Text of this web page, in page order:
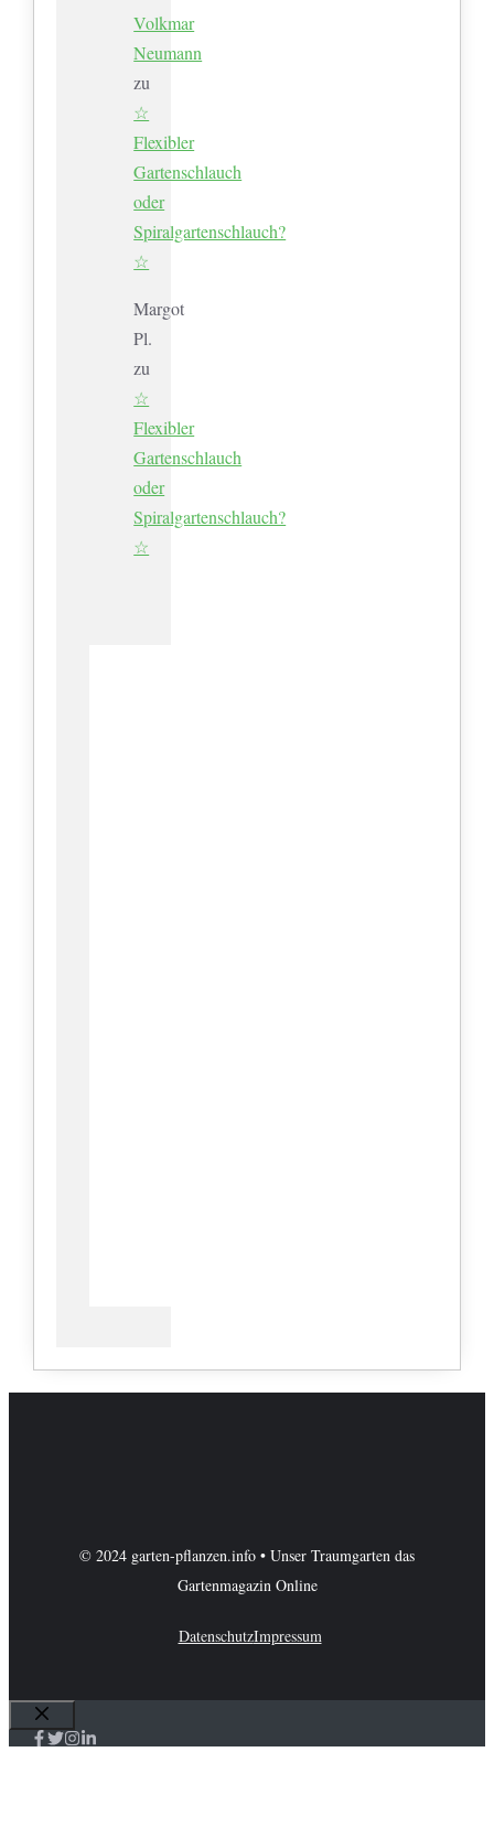
Volkmar
Neumann
zu
☆
Flexibler
Gartenschlauch
oder
Spiralgartenschlauch?
☆
Margot
Pl.
zu
☆
Flexibler
Gartenschlauch
oder
Spiralgartenschlauch?
☆
© 2024 garten-pflanzen.info • Unser Traumgarten das
Gartenmagazin Online
DatenschutzImpressum
Schließen